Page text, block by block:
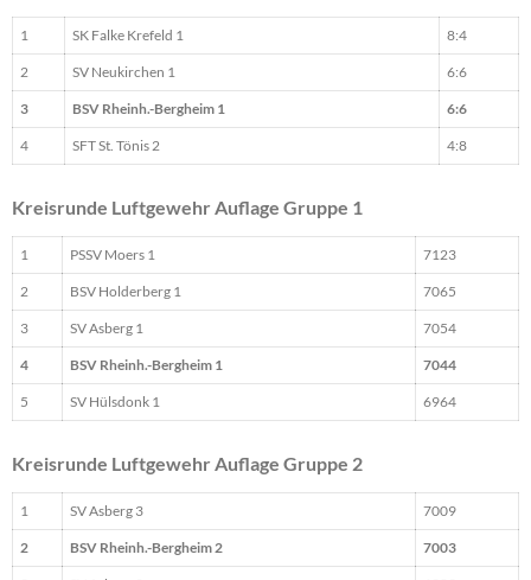
1 SK Falke Krefeld 1 8:4
2 SV Neukirchen 1 6:6
3 BSV Rheinh.-Bergheim 1 6:6
4 SFT St. Tönis 2 4:8
Kreisrunde Luftgewehr Auflage Gruppe 1
1 PSSV Moers 1 7123
2 BSV Holderberg 1 7065
3 SV Asberg 1 7054
4 BSV Rheinh.-Bergheim 1 7044
5 SV Hülsdonk 1 6964
Kreisrunde Luftgewehr Auflage Gruppe 2
1 SV Asberg 3 7009
2 BSV Rheinh.-Bergheim 2 7003